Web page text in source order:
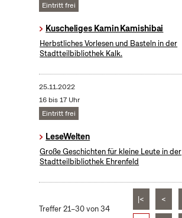
Eintritt frei
Kuscheliges Kamin Kamishibai
Herbstliches Vorlesen und Basteln in der
Stadtteilbibliothek Kalk.
25.11.2022
16 bis 17 Uhr
Eintritt frei
LeseWelten
Große Geschichten für kleine Leute in der
Stadtteilbibliothek Ehrenfeld
Treffer 21–30 von 34
|< <